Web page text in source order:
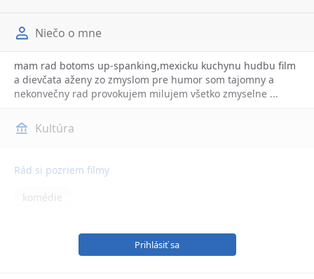
Niečo o mne
mam rad botoms up-spanking,mexicku kuchynu hudbu film
a dievčata aženy zo zmyslom pre humor som tajomny a
nekonvečny rad provokujem milujem všetko zmyselne ...
Kultúra
Rád si pozriem filmy
komédie
Prihlásiť sa